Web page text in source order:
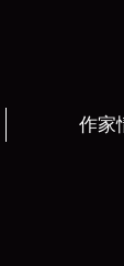
作家